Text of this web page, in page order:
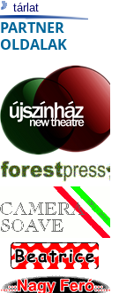
tárlat
PARTNER
OLDALAK